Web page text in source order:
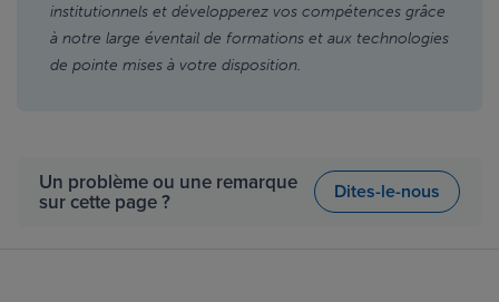
institutionnels et développerez vos compétences grâce
à notre large éventail de formations et aux technologies
de pointe mises à votre disposition.
Un problème ou une remarque
sur cette page ? Dites-le-nous